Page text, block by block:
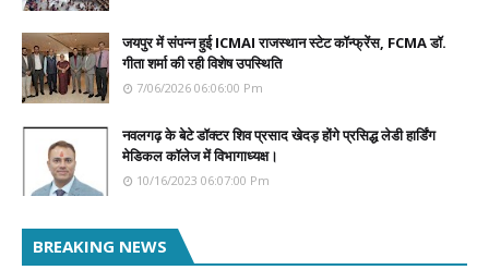
जयपुर में संपन्न हुई ICMAI राजस्थान स्टेट कॉन्फ्रेंस, FCMA डॉ.
गीता शर्मा की रही विशेष उपस्थिति
7/06/2026 06:06:00 Pm
नवलगढ़ के बेटे डॉक्टर शिव प्रसाद खेदड़ होंगे प्रसिद्ध लेडी हार्डिंग
मेडिकल कॉलेज में विभागाध्यक्ष।
10/16/2023 06:07:00 Pm
BREAKING NEWS